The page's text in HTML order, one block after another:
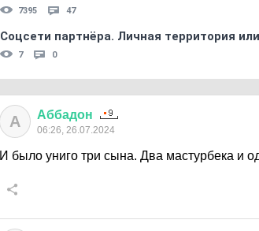
7395 47
Соцсети партнёра. Личная территория
7 0
А Аббадон
06:26, 26.07.2024
И было униго три сына. Два мастурбека и